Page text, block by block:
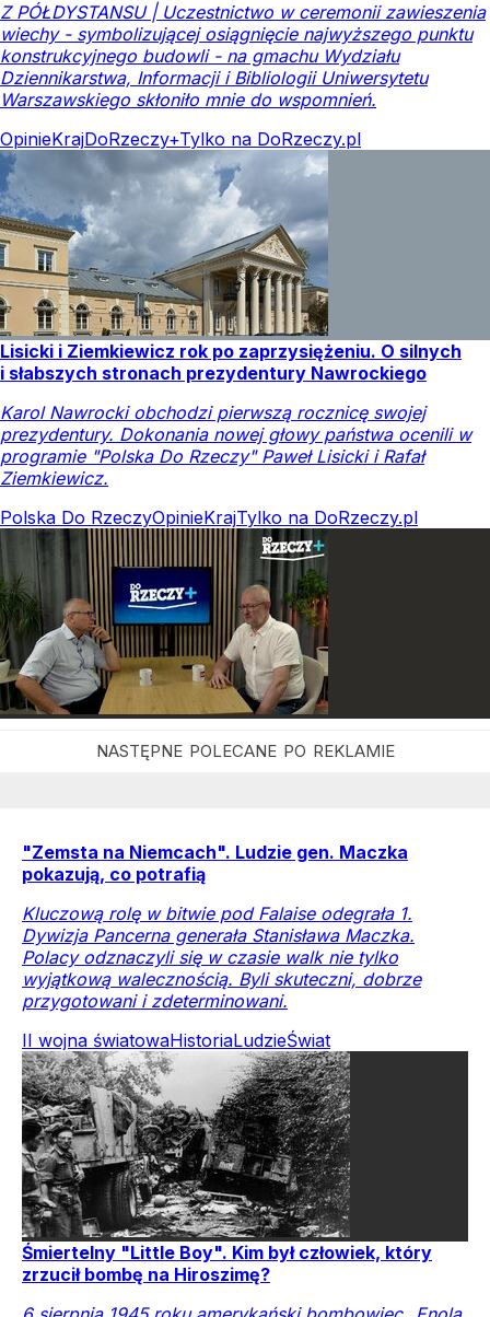
Z PÓŁDYSTANSU | Uczestnictwo w ceremonii zawieszenia
wiechy - symbolizującej osiągnięcie najwyższego punktu
konstrukcyjnego budowli - na gmachu Wydziału
Dziennikarstwa, Informacji i Bibliologii Uniwersytetu
Warszawskiego skłoniło mnie do wspomnień.
OpinieKrajDoRzeczy+Tylko na DoRzeczy.pl
Lisicki i Ziemkiewicz rok po zaprzysiężeniu. O silnych
i słabszych stronach prezydentury Nawrockiego
Karol Nawrocki obchodzi pierwszą rocznicę swojej
prezydentury. Dokonania nowej głowy państwa ocenili w
programie "Polska Do Rzeczy" Paweł Lisicki i Rafał
Ziemkiewicz.
Polska Do RzeczyOpinieKrajTylko na DoRzeczy.pl
"Zemsta na Niemcach". Ludzie gen. Maczka
pokazują, co potrafią
Kluczową rolę w bitwie pod Falaise odegrała 1.
Dywizja Pancerna generała Stanisława Maczka.
Polacy odznaczyli się w czasie walk nie tylko
wyjątkową walecznością. Byli skuteczni, dobrze
przygotowani i zdeterminowani.
II wojna światowaHistoriaLudzieŚwiat
Śmiertelny "Little Boy". Kim był człowiek, który
zrzucił bombę na Hiroszimę?